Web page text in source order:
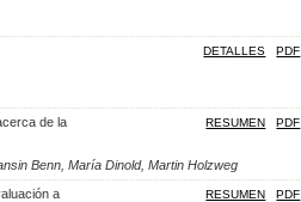
DETALLES PDF
de la
RESUMEN PDF
Benn, María Dinold, Martin Holzweg
a
RESUMEN PDF